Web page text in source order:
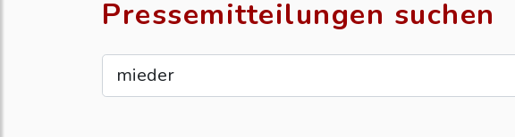
Pressemitteilungen suchen